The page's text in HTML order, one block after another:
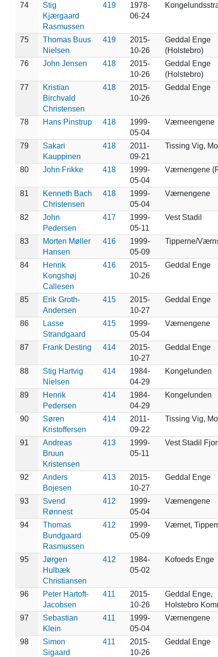
74
Stig
Kjærgaard
Rasmussen
419
1978-
06-24
75
Thomas Buus
Nielsen
419
2015-
10-26
Geddal Enge
(Holstebro)
76
John Jensen 418
2015-
10-26
Geddal Enge
(Holstebro)
77
Kristian
Birchvald
Christensen
418
2015-
10-26
Geddal Enge
78 Hans Pinstrup 418
1999-
05-04
Værneengene
79
Sakari
Kauppinen
418
2011-
09-21
Tissing Vig,
80 John Frikke 418
1999-
05-04
Værnengene
81
Kenneth Bach
Christensen
418
1999-
05-04
Værnengene
82
John
Pedersen
417
1999-
05-11
Vest Stadil
83
Morten Møller
Hansen
416
1999-
05-09
Tipperne/
84
Henrik
Kongshøj
Callesen
416
2015-
10-26
Geddal Enge
85
Erik Groth-
Andersen
415
2015-
10-27
Geddal Enge
86
Lasse
Strandgaard
415
1999-
05-04
Værnengene
87 Frank Desting 414
2015-
10-27
Geddal Enge
88
Stig Hartvig
Nielsen
414
1984-
04-29
Kongelunden
89
Henrik
Pedersen
414
1984-
04-29
Kongelunden
90
Søren
Kristoffersen
414
2011-
09-22
Tissing Vig,
91
Andreas
Bruun
Kristensen
413
1999-
05-11
Vest Stadil
92
Anders
Bojesen
413
2015-
10-27
Geddal Enge
93
Svend
Rønnest
412
1999-
05-04
Værnengene
94
Thomas
Bundgaard
Rasmussen
412
1999-
05-09
Værnet,
95
Jørgen
Hulbæk
Christiansen
412
1984-
05-02
Kofoeds Enge
96
Peter Hartoft-
Jacobsen
411
2015-
10-26
Geddal Enge,
Holstebro
97
Sebastian
Klein
411
1999-
05-04
Værnengene
98
Simon
Sigaard
411
2015-
10-26
Geddal Enge